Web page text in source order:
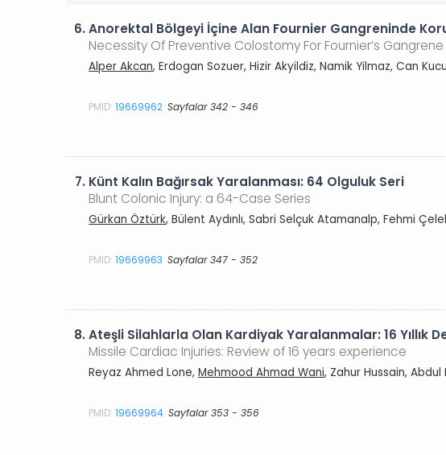
6.Anorektal Bölgeyi İçine Alan Fournier Gangreninde
Necessity Of Preventive Colostomy For Fournier’s
Alper Akcan, Erdogan Sozuer, Hizir Akyildiz, Namik Yilmaz, Can
PMID:19669962 Sayfalar 342 - 346
7. Künt Kalın Bağırsak Yaralanması: 64 Olguluk Seri
Blunt Colonic Injury: a 64-Case Series
Gürkan Öztürk, Bülent Aydınlı, Sabri Selçuk Atamanalp, Fehmi
PMID:19669963 Sayfalar 347 - 352
8.Ateşli Silahlarla Olan Kardiyak Yaralanmalar: 16 Yıllık
Missile Cardiac Injuries: Review of 16 years experience
Reyaz Ahmed Lone,Mehmood Ahmad Wani, Zahur Hussain,
PMID:19669964 Sayfalar 353 - 356